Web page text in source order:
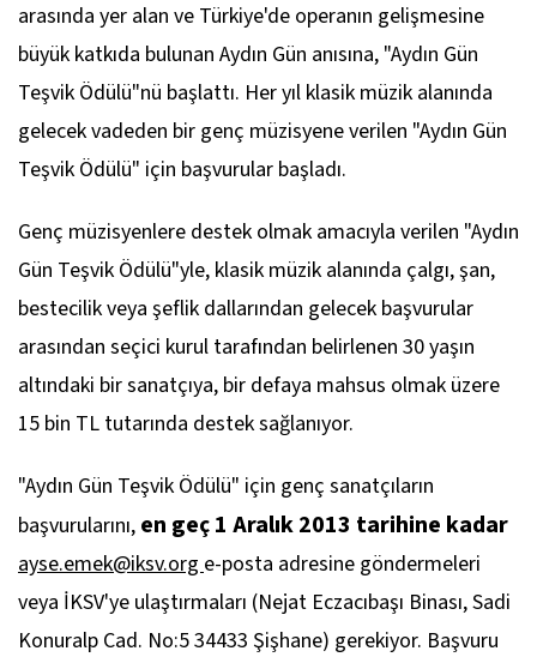
arasında yer alan ve Türkiye'de operanın gelişmesine
büyük katkıda bulunan Aydın Gün anısına, "Aydın Gün
Teşvik Ödülü"nü başlattı. Her yıl klasik müzik alanında
gelecek vadeden bir genç müzisyene verilen "Aydın Gün
Teşvik Ödülü" için başvurular başladı.
Genç müzisyenlere destek olmak amacıyla verilen "Aydın
Gün Teşvik Ödülü"yle, klasik müzik alanında çalgı, şan,
bestecilik veya şeflik dallarından gelecek başvurular
arasından seçici kurul tarafından belirlenen 30 yaşın
altındaki bir sanatçıya, bir defaya mahsus olmak üzere
15 bin TL tutarında destek sağlanıyor.
"Aydın Gün Teşvik Ödülü" için genç sanatçıların
başvurularını, en geç 1 Aralık 2013 tarihine kadar
ayse.emek@iksv.orge-posta adresine göndermeleri
veya İKSV'ye ulaştırmaları (Nejat Eczacıbaşı Binası, Sadi
Konuralp Cad. No:5 34433 Şişhane) gerekiyor. Başvuru